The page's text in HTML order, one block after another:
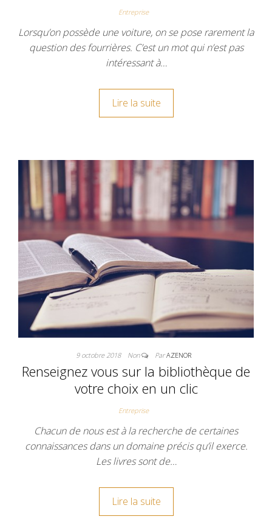
Entreprise
Lorsqu’on possède une voiture, on se pose rarement la
question des fourrières. C’est un mot qui n’est pas
intéressant à…
Lire la suite
9 octobre 2018 Non ParAZENOR
Renseignez vous sur la bibliothèque de
votre choix en un clic
Entreprise
Chacun de nous est à la recherche de certaines
connaissances dans un domaine précis qu’il exerce.
Les livres sont de…
Lire la suite